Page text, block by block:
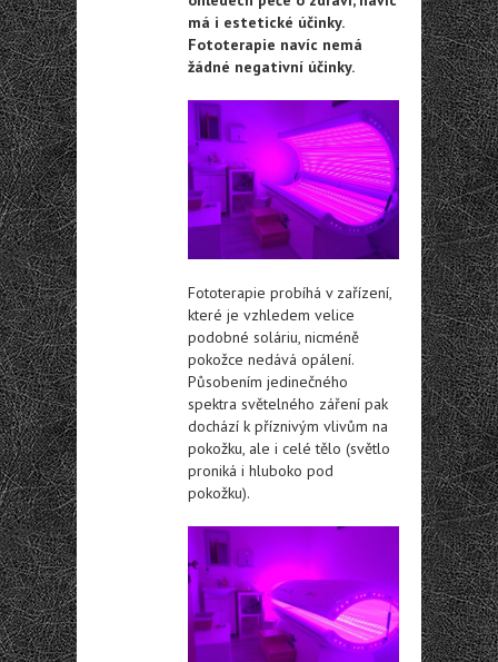
má i estetické účinky.
Fototerapie navíc nemá
žádné negativní účinky.
Fototerapie probíhá v zařízení,
které je vzhledem velice
podobné soláriu, nicméně
pokožce nedává opálení.
Působením jedinečného
spektra světelného záření pak
dochází k příznivým vlivům na
pokožku, ale i celé tělo (světlo
proniká i hluboko pod
pokožku).